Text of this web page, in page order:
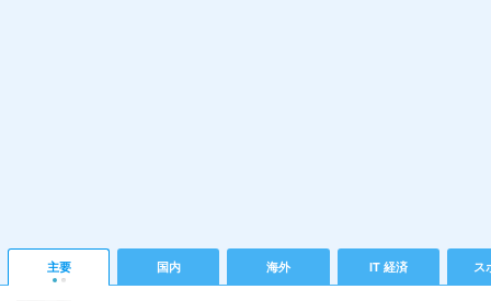
主要 国内 海外 IT 経済 ス